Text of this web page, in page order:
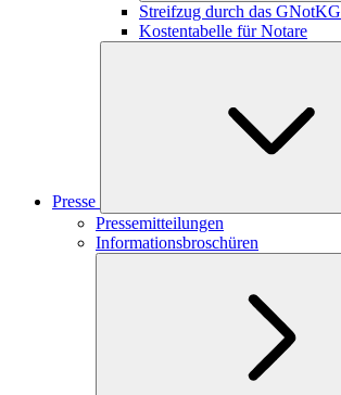
Streifzug durch das GNotKG
Kostentabelle für Notare
Presse
Pressemitteilungen
Informationsbroschüren